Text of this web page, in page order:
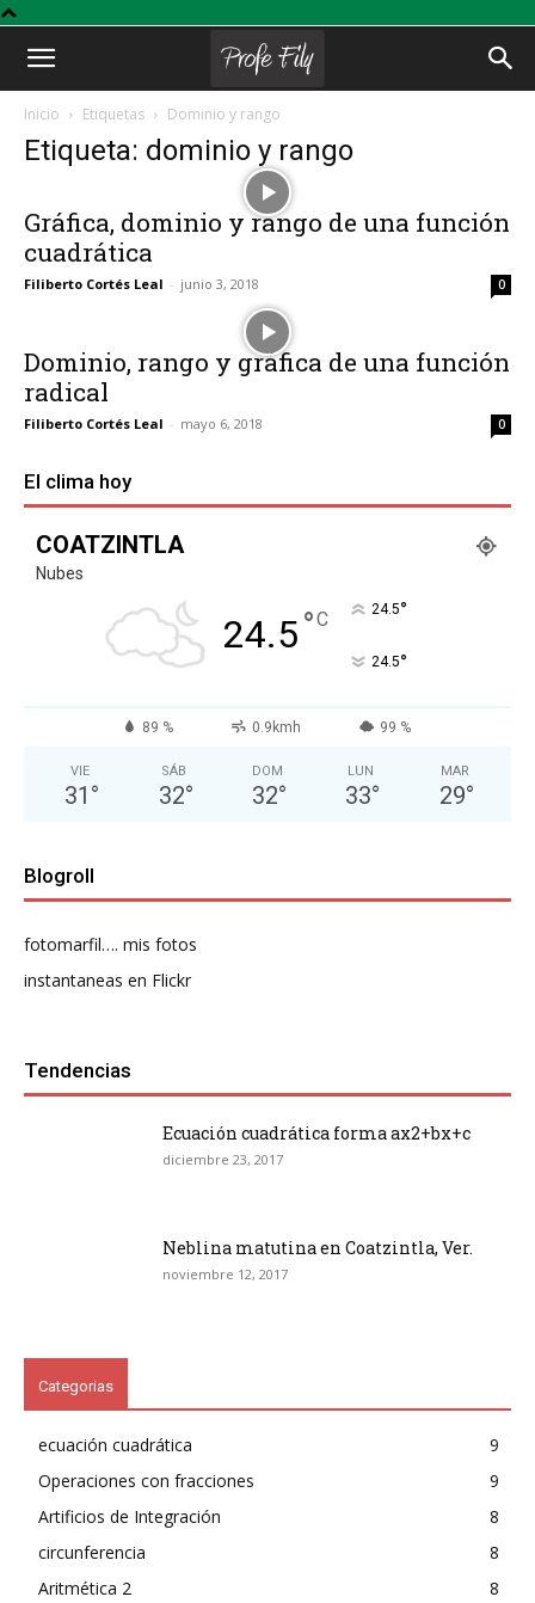
Profe
Inicio Etiquetas Dominio y rango
Etiqueta: dominio y rango
Gráfica, dominio y rango de una función
cuadrática
Filiberto Cortés Leal - junio 3, 2018 0
Dominio, rango y gráfica de una función
radical
Filiberto Cortés Leal - mayo 6, 2018 0
El clima hoy
COATZINTLA
Nubes
24.5°C 24.5°
24.5°
89 % 0.9kmh 99 %
VIE
31 °
SÁB
32°
DOM
32°
LUN
33°
MAR
29°
Blogroll
fotomarfil…. mis fotos
instantaneas en Flickr
Tendencias
Ecuación cuadrática forma ax2+bx+c
diciembre 23, 2017
Neblina matutina en Coatzintla, Ver.
noviembre 12, 2017
Categorias
ecuación cuadrática
9
Operaciones con fracciones
9
Artificios de Integración
8
circunferencia
8
Aritmética 2
8